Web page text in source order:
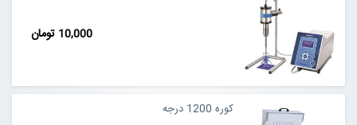
10,000 تومان
کوره 1200 درجه